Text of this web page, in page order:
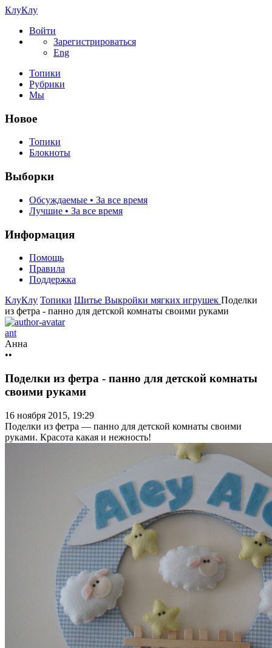
КлуКлу
Войти
Зарегистрироваться
Eng
Топики
Рубрики
Мы
Новое
Топики
Блокноты
Выборки
Обсуждаемые • За все время
Лучшие • За все время
Информация
Помощь
Правила
Поддержка
КлуКлу Топики Шитье Выкройки мягких игрушек Поделки
из фетра - панно для детской комнаты своими руками
ant
Анна
••
Поделки из фетра - панно для детской комнаты
своими руками
16 ноября 2015, 19:29
Поделки из фетра — панно для детской комнаты своими
руками. Красота какая и нежность!